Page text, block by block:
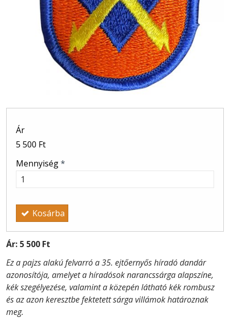
Ár
5 500 Ft
Mennyiség*
Kosárba
Ár: 5 500 Ft
Ez a pajzs alakú felvarró a 35. ejtőernyős híradó dandár
azonosítója, amelyet a híradósok narancssárga alapszíne,
kék szegélyezése, valamint a közepén látható kék rombusz
és az azon keresztbe fektetett sárga villámok határoznak
meg.